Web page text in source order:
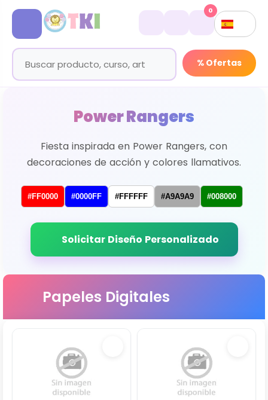
% Ofertas
0
Power Rangers
Fiesta inspirada en Power Rangers, con
decoraciones de acción y colores llamativos.
#FF0000 #0000FF #FFFFFF #A9A9A9 #008000
Solicitar Diseño Personalizado
Papeles Digitales